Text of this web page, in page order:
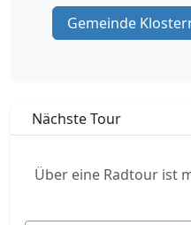
Gemeinde
Nächste Tour
Über eine Radtour ist